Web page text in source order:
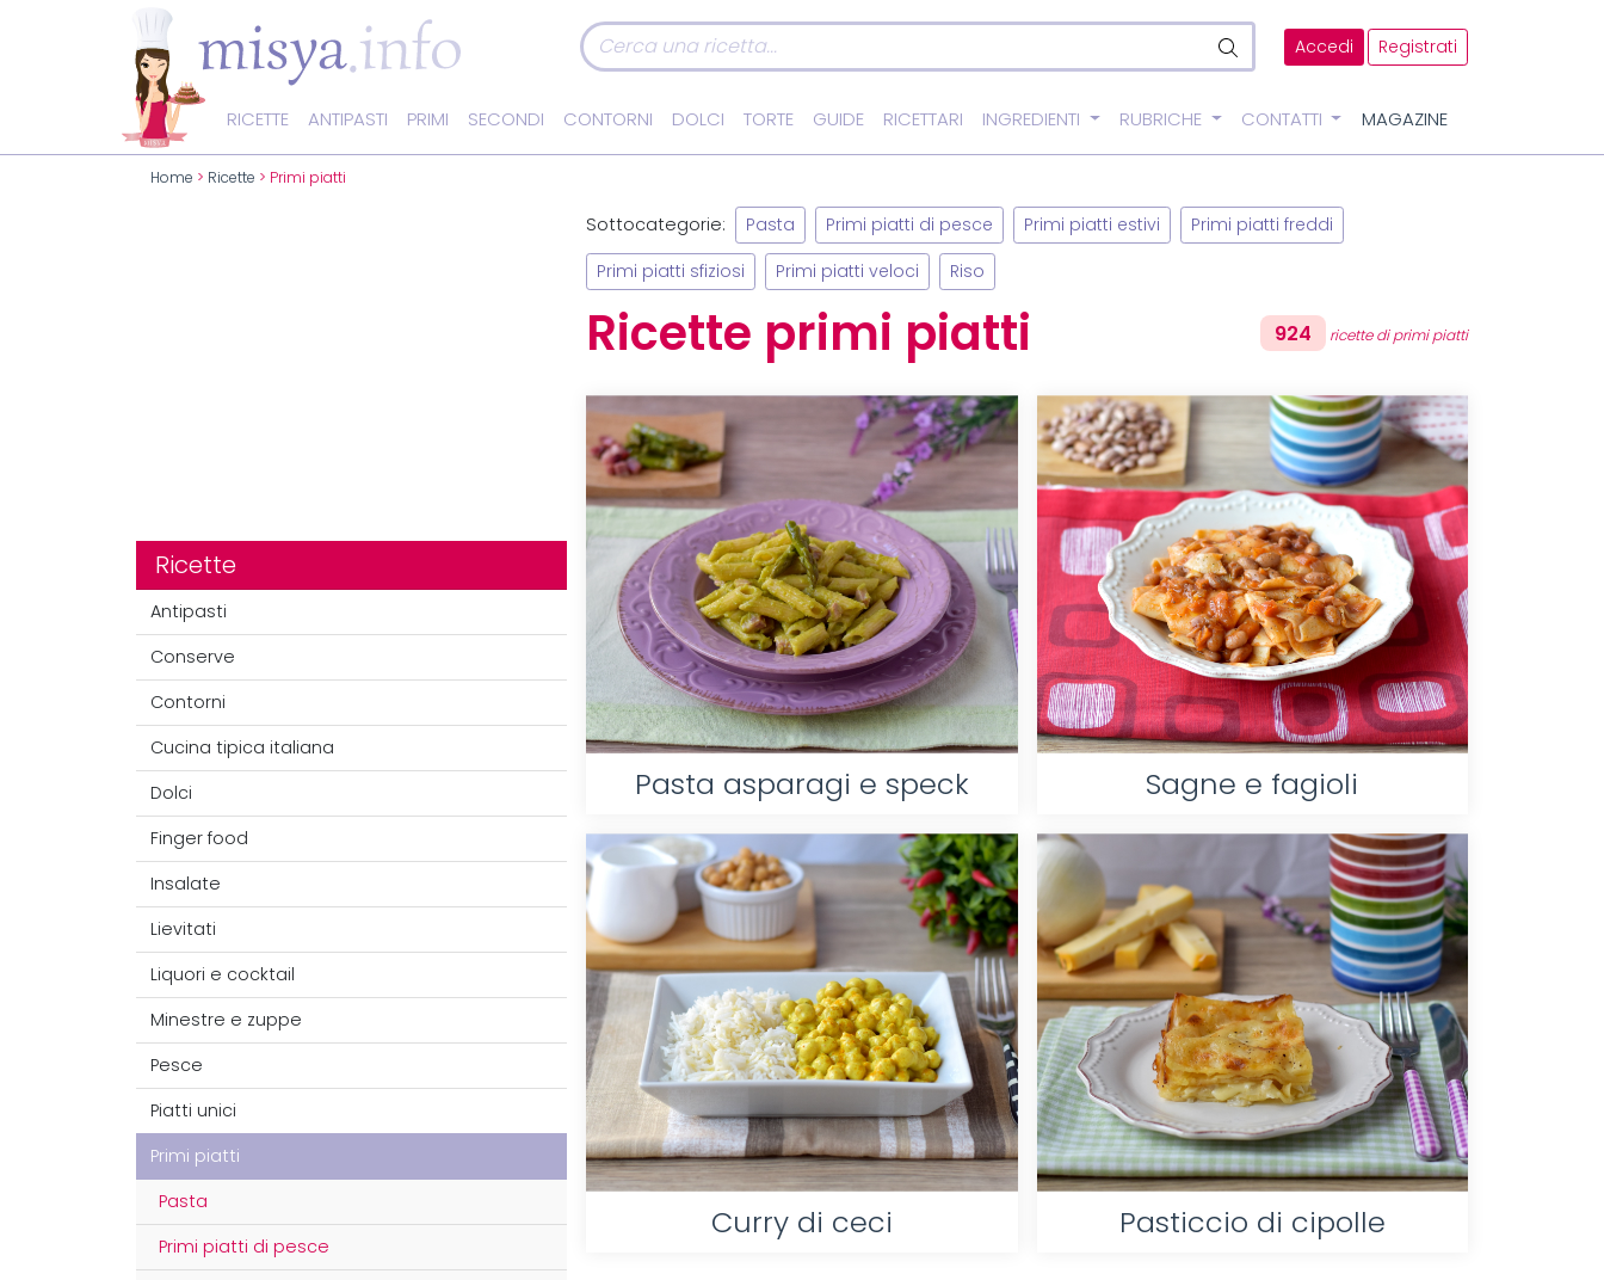
Accedi Registrati
RICETTE ANTIPASTI PRIMI SECONDI CONTORNI DOLCI TORTE GUIDE RICETTARI INGREDIENTI RUBRICHE CONTATTI MAGAZINE
Home > Ricette > Primi piatti
Ricette
Antipasti
Conserve
Contorni
Cucina tipica italiana
Dolci
Finger food
Insalate
Lievitati
Liquori e cocktail
Minestre e zuppe
Pesce
Piatti unici
Primi piatti
Pasta
Primi piatti di pesce
Sottocategorie: Pasta Primi piatti di pesce Primi piatti estivi Primi piatti freddi
Primi piatti sfiziosi Primi piatti veloci Riso
Ricette primi piatti 924 ricette di primi piatti
Pasta asparagi e speck Sagne e fagioli
Curry di ceci Pasticcio di cipolle